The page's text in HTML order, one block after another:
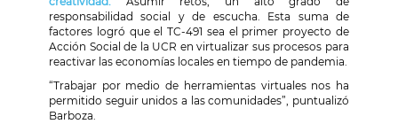
responsabilidad social y de escucha. Esta suma de
factores logró que el TC-491 sea el primer proyecto de
Acción Social de la UCR en virtualizar sus procesos para
reactivar las economías locales en tiempo de pandemia.
“Trabajar por medio de herramientas virtuales nos ha
permitido seguir unidos a las comunidades”, puntualizó
Barboza.